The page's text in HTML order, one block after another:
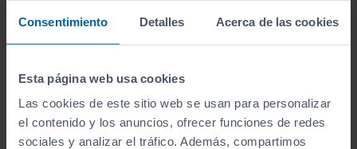
Consentimiento Detalles Acerca de las cookies
Esta página web usa cookies
Las cookies de este sitio web se usan para personalizar
el contenido y los anuncios, ofrecer funciones de redes
sociales y analizar el tráfico. Además, compartimos